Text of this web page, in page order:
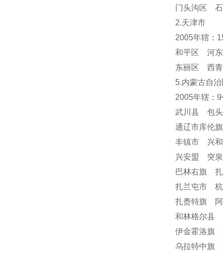
门头沟区
2.天津市
2005年辖：
和平区 河
东丽区 西
5.内蒙古自治
2005年辖：
武川县 包
通辽市库
丰镇市 兴
兴安盟 突
巴林右旗
扎兰屯市
扎赉特旗
和林格尔县
伊金霍洛旗
乌拉特中旗